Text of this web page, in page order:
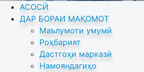
АСОСӢ
ДАР БОРАИ МАҚОМОТ
Маълумоти умумӣ
Роҳбарият
Дастгоҳи марказӣ
Намояндагиҳо